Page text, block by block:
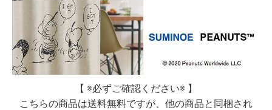
【 ※必ずご確認ください※ 】
こちらの商品は送料無料ですが、他の商品と同梱され